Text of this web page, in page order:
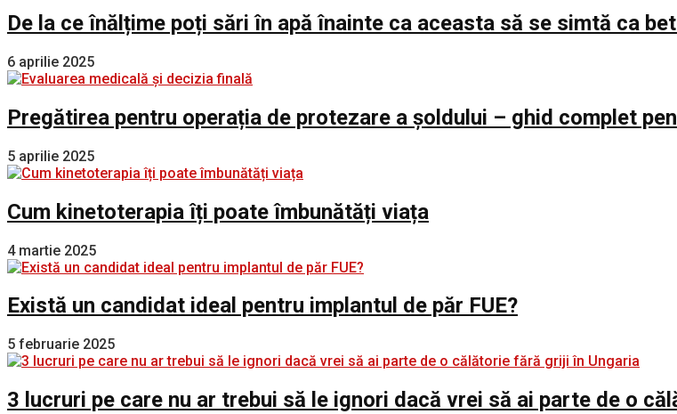
De la ce înălțime poți sări în apă înainte ca aceasta să se simtă ca
6 aprilie 2025
Pregătirea pentru operația de protezare a șoldului – ghid complet
5 aprilie 2025
Cum kinetoterapia îți poate îmbunătăți viața
4 martie 2025
Există un candidat ideal pentru implantul de păr FUE?
5 februarie 2025
3 lucruri pe care nu ar trebui să le ignori dacă vrei să ai parte de o